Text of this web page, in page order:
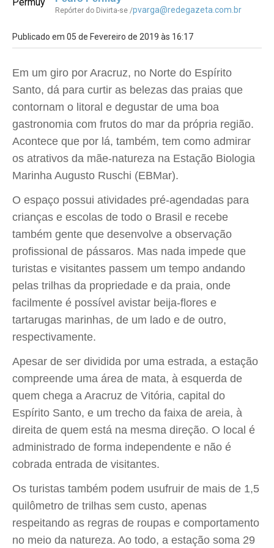
Repórter do Divirta-se /pvarga@redegazeta.com.br
Publicado em 05 de Fevereiro de 2019 às 16:17
Em um giro por Aracruz, no Norte do Espírito
Santo, dá para curtir as belezas das praias que
contornam o litoral e degustar de uma boa
gastronomia com frutos do mar da própria região.
Acontece que por lá, também, tem como admirar
os atrativos da mãe-natureza na Estação Biologia
Marinha Augusto Ruschi (EBMar).
O espaço possui atividades pré-agendadas para
crianças e escolas de todo o Brasil e recebe
também gente que desenvolve a observação
profissional de pássaros. Mas nada impede que
turistas e visitantes passem um tempo andando
pelas trilhas da propriedade e da praia, onde
facilmente é possível avistar beija-flores e
tartarugas marinhas, de um lado e de outro,
respectivamente.
Apesar de ser dividida por uma estrada, a estação
compreende uma área de mata, à esquerda de
quem chega a Aracruz de Vitória, capital do
Espírito Santo, e um trecho da faixa de areia, à
direita de quem está na mesma direção. O local é
administrado de forma independente e não é
cobrada entrada de visitantes.
Os turistas também podem usufruir de mais de 1,5
quilômetro de trilhas sem custo, apenas
respeitando as regras de roupas e comportamento
no meio da natureza. Ao todo, a estação soma 29